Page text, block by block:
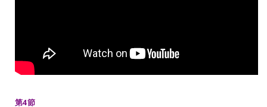
第4節